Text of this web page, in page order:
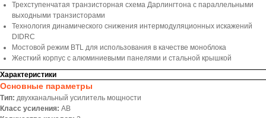
Трехступенчатая транзисторная схема Дарлингтона с параллельными
выходными транзисторами
Технология динамического снижения интермодуляционных искажений
DIDRC
Мостовой режим BTL для использования в качестве моноблока
Жесткий корпус с алюминиевыми панелями и стальной крышкой
Характеристики
Основные параметры
Тип: двухканальный усилитель мощности
Класс усиления: AB